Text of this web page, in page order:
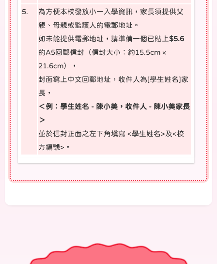
5.
為方便本校發放小一入學資訊，家長須提供父
親、母親或監護人的電郵地址。
如未能提供電郵地址，請準備一個已貼上$5.6
的A5回郵信封（信封大小︰約15.5cm ×
21.6cm），
封面寫上中文回郵地址，收件人為[學生姓名]家
長，
＜例：學生姓名 - 陳小美，收件人 - 陳小美家長
＞
並於信封正面之左下角填寫 <學生姓名>及<校
方編號>。